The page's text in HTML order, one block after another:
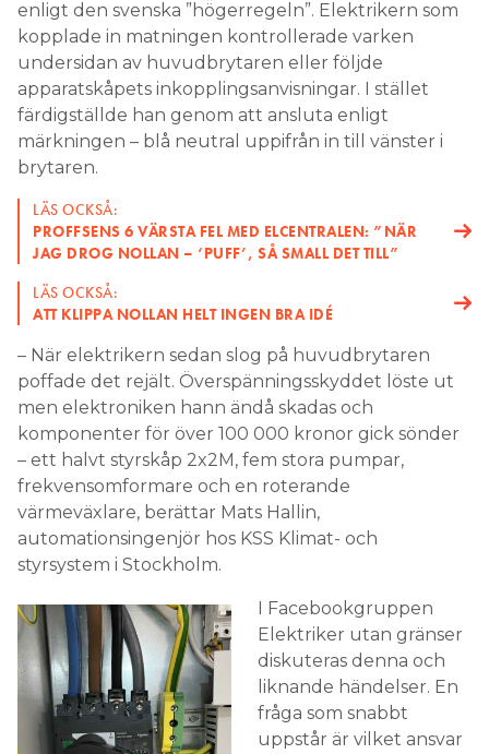
enligt den svenska ”högerregeln”. Elektrikern som
kopplade in matningen kontrollerade varken
undersidan av huvudbrytaren eller följde
apparatskåpets inkopplingsanvisningar. I stället
färdigställde han genom att ansluta enligt
märkningen – blå neutral uppifrån in till vänster i
brytaren.
LÄS OCKSÅ:
PROFFSENS 6 VÄRSTA FEL MED ELCENTRALEN: ”NÄR
JAG DROG NOLLAN – ‘PUFF’, SÅ SMALL DET TILL”
LÄS OCKSÅ:
ATT KLIPPA NOLLAN HELT INGEN BRA IDÉ
– När elektrikern sedan slog på huvudbrytaren
poffade det rejält. Överspänningsskyddet löste ut
men elektroniken hann ändå skadas och
komponenter för över 100 000 kronor gick sönder
– ett halvt styrskåp 2x2M, fem stora pumpar,
frekvensomformare och en roterande
värmeväxlare, berättar Mats Hallin,
automationsingenjör hos KSS Klimat- och
styrsystem i Stockholm.
I Facebookgruppen
Elektriker utan gränser
diskuteras denna och
liknande händelser. En
fråga som snabbt
uppstår är vilket ansvar